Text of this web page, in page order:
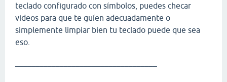
teclado configurado con símbolos, puedes checar
videos para que te guíen adecuadamente o
simplemente limpiar bien tu teclado puede que sea
eso.